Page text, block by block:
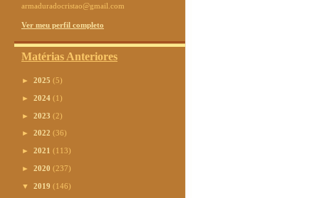
armaduradocristao@gmail.com
Ver meu perfil completo
Matérias Anteriores
► 2025 (5)
► 2024 (1)
► 2023 (2)
► 2022 (36)
► 2021 (113)
► 2020 (237)
▼ 2019 (146)